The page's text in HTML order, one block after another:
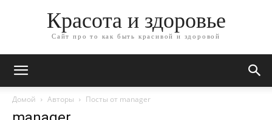
Красота и здоровье
Сайт про то как быть красивой и здоровой
Домой Авторы Посты от manager